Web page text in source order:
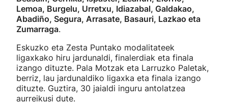
Lemoa, Burgelu, Urretxu, Idiazabal, Galdakao,
Abadiño, Segura, Arrasate, Basauri, Lazkao eta
Zumarraga.
Eskuzko eta Zesta Puntako modalitateek
ligaxkako hiru jardunaldi, finalerdiak eta finala
izango dituzte. Pala Motzak eta Larruzko Paletak,
berriz, lau jardunaldiko ligaxka eta finala izango
dituzte. Guztira, 30 jaialdi inguru antolatzea
aurreikusi dute.